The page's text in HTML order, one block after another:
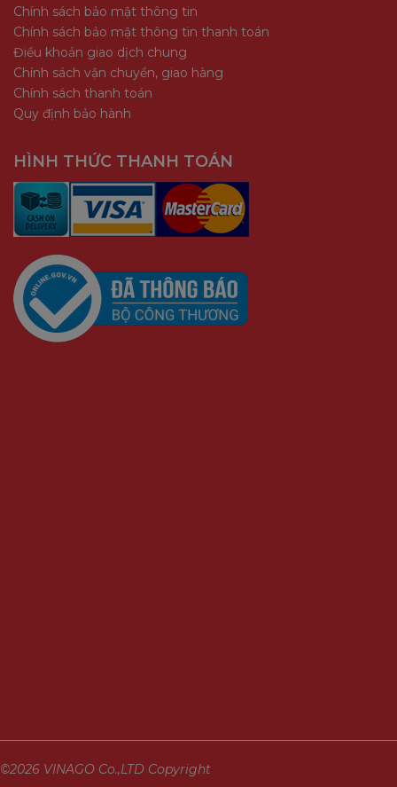
Chính sách bảo mật thông tin
Chính sách bảo mật thông tin thanh toán
Điều khoản giao dịch chung
Chính sách vận chuyển, giao hàng
Chính sách thanh toán
Quy định bảo hành
HÌNH THỨC THANH TOÁN
©2026 VINAGO Co.,LTD Copyright